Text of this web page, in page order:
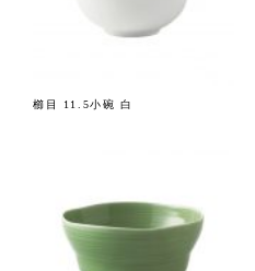
櫛目 11.5小碗 白